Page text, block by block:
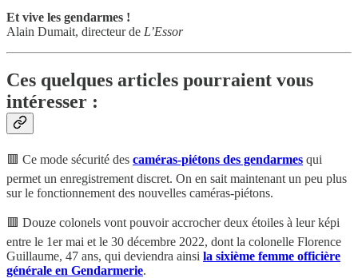
Et vive les gendarmes !
Alain Dumait, directeur de L’Essor
Ces quelques articles pourraient vous
intéresser :
🟥 Ce mode sécurité des caméras-piétons des gendarmes qui
permet un enregistrement discret. On en sait maintenant un peu plus
sur le fonctionnement des nouvelles caméras-piétons.
🟥 Douze colonels vont pouvoir accrocher deux étoiles à leur képi
entre le 1er mai et le 30 décembre 2022, dont la colonelle Florence
Guillaume, 47 ans, qui deviendra ainsi la sixième femme officière
générale en Gendarmerie.